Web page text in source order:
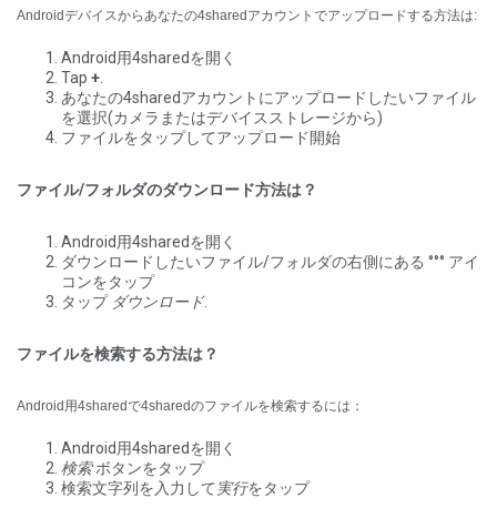
Androidデバイスからあなたの4sharedアカウントでアップロードする方法は:
Android用4sharedを開く
Tap +
あなたの4sharedアカウントにアップロードしたいファイル
を選択(カメラまたはデバイスストレージから)
ファイルをタップしてアップロード開始
ファイル/フォルダのダウンロード方法は？
Android用4sharedを開く
ダウンロードしたいファイル/フォルダの右側にある °°° アイ
コンをタップ
タップ ダウンロード.
ファイルを検索する方法は？
Android用4sharedで4sharedのファイルを検索するには：
Android用4sharedを開く
検索ボタンをタップ
検索文字列を入力して 実行をタップ